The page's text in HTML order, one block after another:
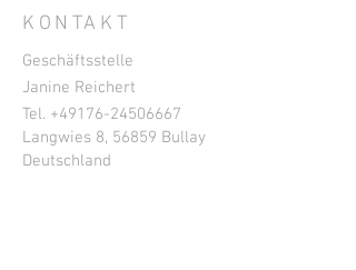
KONTAKT
Geschäftsstelle
Janine Reichert
Tel. +49176-24506667
Langwies 8, 56859 Bullay
Deutschland